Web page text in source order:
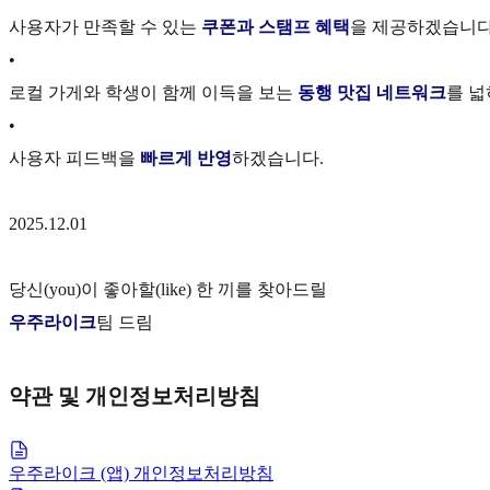
사용자가 만족할 수 있는 쿠폰과 스탬프 혜택을 제공하겠습니
•
로컬 가게와 학생이 함께 이득을 보는 동행 맛집 네트워크를 넓
•
사용자 피드백을 빠르게 반영하겠습니다.
2025.12.01
당신(you)이 좋아할(like) 한 끼를 찾아드릴
우주라이크팀 드림
약관 및 개인정보처리방침
우주라이크 (앱) 개인정보처리방침